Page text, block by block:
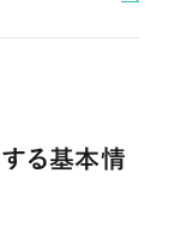
る基本情